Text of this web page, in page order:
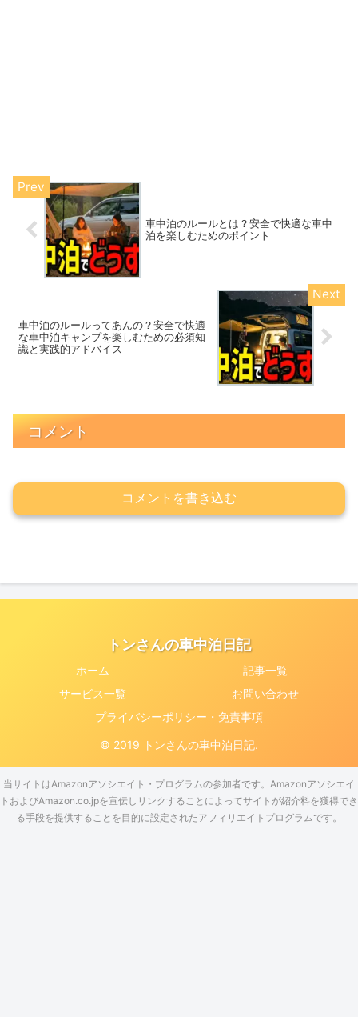
車中泊のルールとは？安全で快適な車中
泊を楽しむためのポイント
車中泊のルールってあんの？安全で快適
な車中泊キャンプを楽しむための必須知
識と実践的アドバイス
コメント
コメントを書き込む
トンさんの車中泊日記
ホーム
記事一覧
サービス一覧
お問い合わせ
プライバシーポリシー・免責事項
© 2019 トンさんの車中泊日記.
当サイトはAmazonアソシエイト・プログラムの参加者です。Amazonアソシエイ
トおよびAmazon.co.jpを宣伝しリンクすることによってサイトが紹介料を獲得でき
る手段を提供することを目的に設定されたアフィリエイトプログラムです。